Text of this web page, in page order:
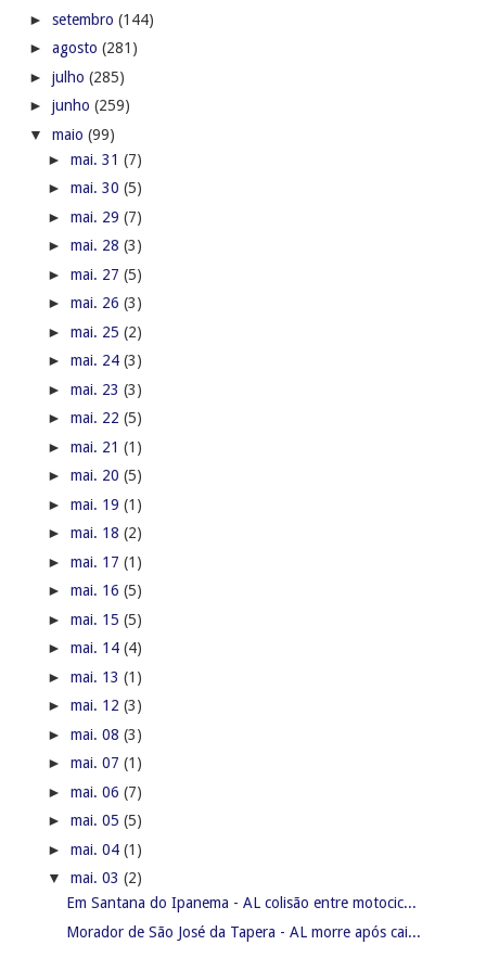
► setembro (144)
► agosto (281)
► julho (285)
► junho (259)
▼ maio (99)
► mai. 31 (7)
► mai. 30 (5)
► mai. 29 (7)
► mai. 28 (3)
► mai. 27 (5)
► mai. 26 (3)
► mai. 25 (2)
► mai. 24 (3)
► mai. 23 (3)
► mai. 22 (5)
► mai. 21 (1)
► mai. 20 (5)
► mai. 19 (1)
► mai. 18 (2)
► mai. 17 (1)
► mai. 16 (5)
► mai. 15 (5)
► mai. 14 (4)
► mai. 13 (1)
► mai. 12 (3)
► mai. 08 (3)
► mai. 07 (1)
► mai. 06 (7)
► mai. 05 (5)
► mai. 04 (1)
▼ mai. 03 (2)
Em Santana do Ipanema - AL colisão entre motocic...
Morador de São José da Tapera - AL morre após cai...